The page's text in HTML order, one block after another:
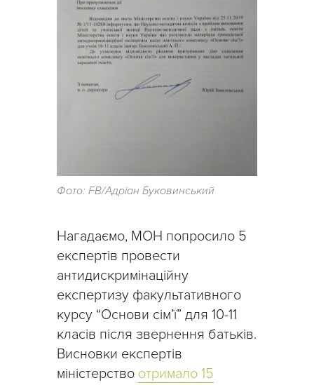
Фото: FB/Адріан Буковинський
Нагадаємо, МОН попросило 5
експертів провести
антидискримінаційну
експертизу факультативного
курсу “Основи сім’ї” для 10-11
класів після звернення батьків.
Висновки експертів
міністерство отримало 15